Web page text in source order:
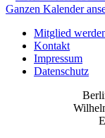
Ganzen Kalender
Mitglied
Kontakt
Impressum
Datenschutz